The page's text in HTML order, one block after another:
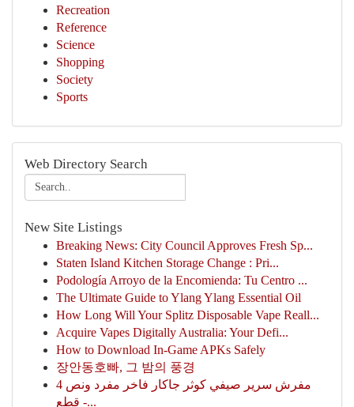
Recreation
Reference
Science
Shopping
Society
Sports
Web Directory Search
New Site Listings
Breaking News: City Council Approves Fresh Sp...
Staten Island Kitchen Storage Change : Pri...
Podología Arroyo de la Encomienda: Tu Centro ...
The Ultimate Guide to Ylang Ylang Essential Oil
How Long Will Your Splitz Disposable Vape Reall...
Acquire Vapes Digitally Australia: Your Defi...
How to Download In-Game APKs Safely
장안동호빠, 그 밤의 풍경
مفرش سرير صيفي كوثر جاكار فاخر مفرد ونص 4
قطع -...